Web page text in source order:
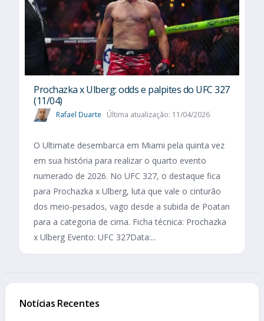
Prochazka x Ulberg: odds e palpites do UFC 327
(11/04)
Rafael Duarte Última atualização: 11/04/2026
O Ultimate desembarca em Miami pela quinta vez
em sua história para realizar o quarto evento
numerado de 2026. No UFC 327, o destaque fica
para Prochazka x Ulberg, luta que vale o cinturão
dos meio-pesados, vago desde a subida de Poatan
para a categoria de cima. Ficha técnica: Prochazka
x Ulberg Evento: UFC 327Data:...
Notícias Recentes